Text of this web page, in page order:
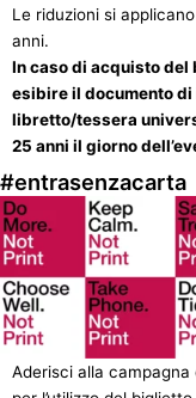
Le riduzioni si
anni.
In caso di acquisto
esibire il documento
libretto/tessera
25 anni il giorno
#entrasenzacarta
Aderisci alla